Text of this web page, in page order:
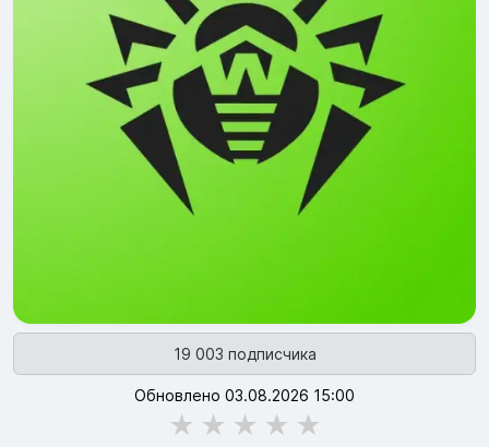
19 003 подписчика
Обновлено 03.08.2026 15:00
★ ★ ★ ★ ★